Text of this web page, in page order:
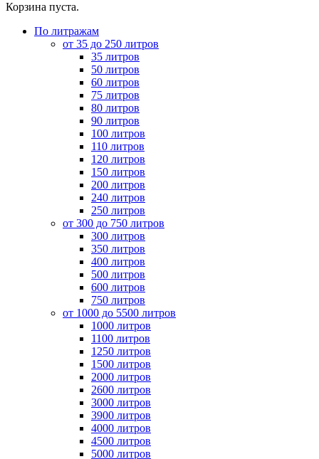
Корзина пуста.
По литражам
от 35 до 250 литров
35 литров
50 литров
60 литров
75 литров
80 литров
90 литров
100 литров
110 литров
120 литров
150 литров
200 литров
240 литров
250 литров
от 300 до 750 литров
300 литров
350 литров
400 литров
500 литров
600 литров
750 литров
от 1000 до 5500 литров
1000 литров
1100 литров
1250 литров
1500 литров
2000 литров
2600 литров
3000 литров
3900 литров
4000 литров
4500 литров
5000 литров